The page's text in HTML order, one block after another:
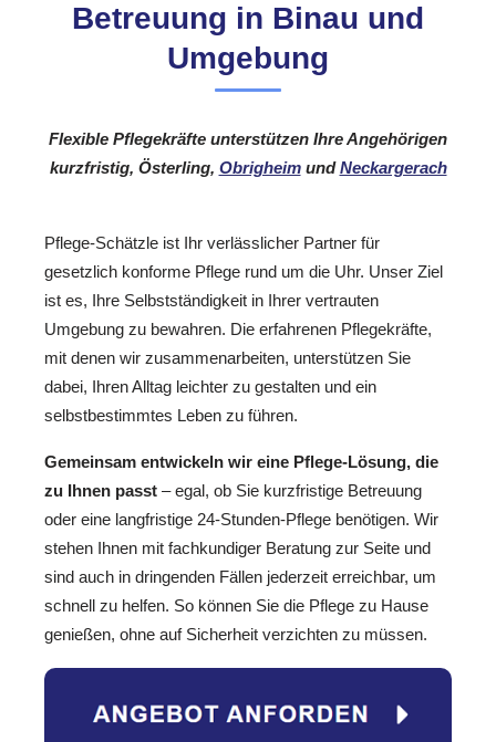
Betreuung in Binau und
Umgebung
Flexible Pflegekräfte unterstützen Ihre Angehörigen
kurzfristig, Österling, ObrigheimundNeckargerach
Pflege-Schätzle ist Ihr verlässlicher Partner für
gesetzlich konforme Pflege rund um die Uhr. Unser Ziel
ist es, Ihre Selbstständigkeit in Ihrer vertrauten
Umgebung zu bewahren. Die erfahrenen Pflegekräfte,
mit denen wir zusammenarbeiten, unterstützen Sie
dabei, Ihren Alltag leichter zu gestalten und ein
selbstbestimmtes Leben zu führen.
Gemeinsam entwickeln wir eine Pflege-Lösung, die
zu Ihnen passt – egal, ob Sie kurzfristige Betreuung
oder eine langfristige 24-Stunden-Pflege benötigen. Wir
stehen Ihnen mit fachkundiger Beratung zur Seite und
sind auch in dringenden Fällen jederzeit erreichbar, um
schnell zu helfen. So können Sie die Pflege zu Hause
genießen, ohne auf Sicherheit verzichten zu müssen.